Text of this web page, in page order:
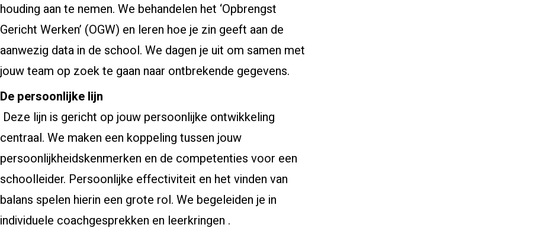
houding aan te nemen. We behandelen het ‘Opbrengst
Gericht Werken’ (OGW) en leren hoe je zin geeft aan de
aanwezig data in de school. We dagen je uit om samen met
jouw team op zoek te gaan naar ontbrekende gegevens.
De persoonlijke lijn
Deze lijn is gericht op jouw persoonlijke ontwikkeling
centraal. We maken een koppeling tussen jouw
persoonlijkheidskenmerken en de competenties voor een
schoolleider. Persoonlijke effectiviteit en het vinden van
balans spelen hierin een grote rol. We begeleiden je in
individuele coachgesprekken en leerkringen .